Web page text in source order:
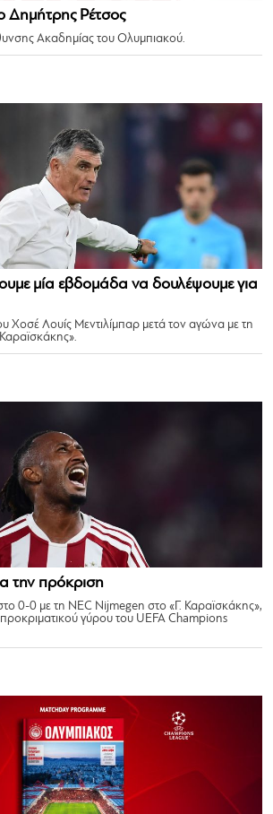
Δημήτρης Ρέτσος
Ακαδημίας του Ολυμπιακού.
μία εβδομάδα να δουλέψουμε για
Χοσέ Λουίς Μεντιλίμπαρ μετά τον αγώνα με τη
την πρόκριση
0-0 με τη NEC Nijmegen στο «Γ. Καραϊσκάκης»,
γύρου του UEFA Champions